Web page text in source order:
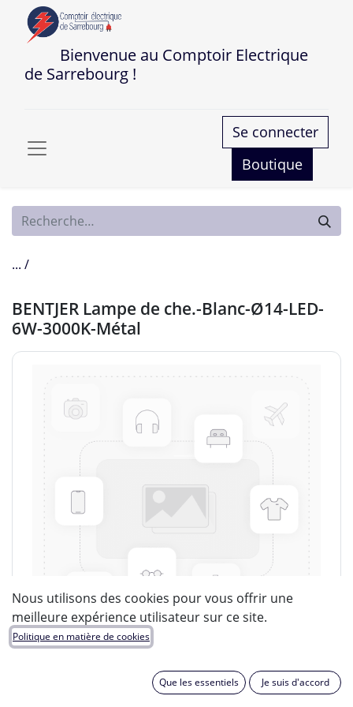
Bienvenue au Comptoir Electrique
de Sarrebourg !
Se connecter
Boutique
... /
BENTJER Lampe de che.-Blanc-Ø14-LED-
6W-3000K-Métal
Nous utilisons des cookies pour vous offrir une
meilleure expérience utilisateur sur ce site.
Politique en matière de cookies
Que les essentiels Je suis d'accord